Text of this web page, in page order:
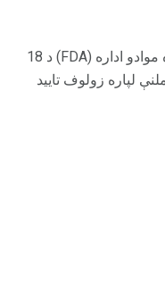
د متحده ایاالتو د خوراکي توکو او مخدره موادو اداره (FDA) د 18
لپاره زولوف تایید